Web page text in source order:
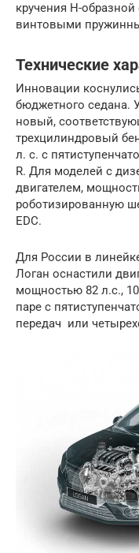
кручения Н-
винтовыми
Технические
Инновации
бюджетного седана.
новый,
трехцилиндровый
л. с. с
R. Для моделей с
двигателем,
роботизированную
EDC.
Для России в
Логан оснастили
мощностью 82 л.с.,
паре с
передач или